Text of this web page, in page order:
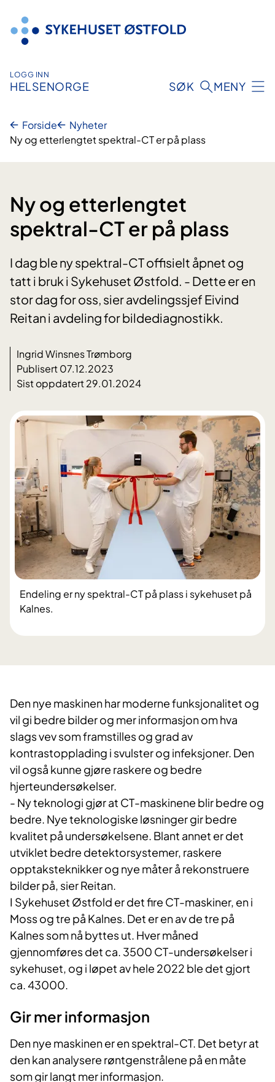
innhold
LOGG INN
HELSENORGE SØK MENY
Forside
Nyheter
Ny og etterlengtet spektral-CT er på plass
Ny og etterlengtet
spektral-CT er på plass
I dag ble ny spektral-CT offisielt åpnet og
tatt i bruk i Sykehuset Østfold. - Dette er en
stor dag for oss, sier avdelingssjef Eivind
Reitan i avdeling for bildediagnostikk.
Ingrid Winsnes Trømborg
Publisert 07.12.2023
Sist oppdatert 29.01.2024
Endeling er ny spektral-CT på plass i sykehuset på
Kalnes.
Den nye maskinen har moderne funksjonalitet og
vil gi bedre bilder og mer informasjon om hva
slags vev som framstilles og grad av
kontrastopplading i svulster og infeksjoner. Den
vil også kunne gjøre raskere og bedre
hjerteundersøkelser.
- Ny teknologi gjør at CT-maskinene blir bedre og
bedre. Nye teknologiske løsninger gir bedre
kvalitet på undersøkelsene. Blant annet er det
utviklet bedre detektorsystemer, raskere
opptaksteknikker og nye måter å rekonstruere
bilder på, sier Reitan.
I Sykehuset Østfold er det fire CT-maskiner, en i
Moss og tre på Kalnes. Det er en av de tre på
Kalnes som nå byttes ut. Hver måned
gjennomføres det ca. 3500 CT-undersøkelser i
sykehuset, og i løpet av hele 2022 ble det gjort
ca. 43000.
Gir mer informasjon
Den nye maskinen er en spektral-CT. Det betyr at
den kan analysere røntgenstrålene på en måte
som gir langt mer informasjon.